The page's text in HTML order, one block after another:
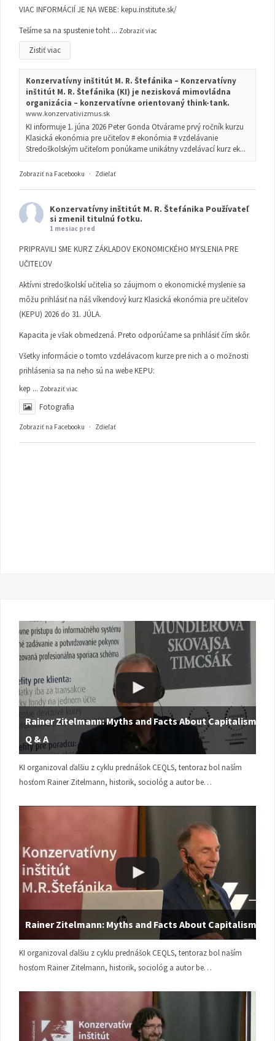
VIAC INFORMÁCIÍ JE NA WEBE: kepu.institute.sk/
Tešíme sa na spustenie toht ... Zobraziť viac
Zistiť viac
Konzervatívny inštitút M. R. Štefánika – Konzervatívny
inštitút M. R. Štefánika (KI) je nezisková mimovládna
organizácia – konzervatívne orientovaný think-tank.
www.konzervativizmus.sk
KI informuje 1. júna 2026 Peter Gonda Otvárame prvý ročník kurzu
Klasická ekonómia pre učiteľov # ekonómia # vzdelávanie
Stredoškolským učiteľom ponúkame unikátny vzdelávací kurz ek...
Zobraziť na Facebooku · Zdieľať
Konzervatívny inštitút M. R. Štefánika Používateľ
si zmenil titulnú fotku.
1 mesiac pred
PRIPRAVILI SME KURZ ZÁKLADOV EKONOMICKÉHO MYSLENIA PRE
UČITEĽOV
Aktívni stredoškolskí učitelia so záujmom o ekonomické myslenie sa
môžu prihlásiť na náš víkendový kurz Klasická ekonómia pre učiteľov
(KEPU) 2026 do 31. JÚLA.
Kapacita je však obmedzená. Preto odporúčame sa prihlásiť čím skôr.
Všetky informácie o tomto vzdelávacom kurze pre nich a o možnosti
prihlásenia sa na neho sú na webe KEPU:
kep ... Zobraziť viac
Fotografia
Zobraziť na Facebooku · Zdieľať
Rainer Zitelmann: Myths and Facts About Capitalism |
Q & A
KI organizoval ďalšiu z cyklu prednášok CEQLS, tentoraz bol naším
hosťom Rainer Zitelmann, historik, sociológ a autor be…
Rainer Zitelmann: Myths and Facts About Capitalism
KI organizoval ďalšiu z cyklu prednášok CEQLS, tentoraz bol naším
hosťom Rainer Zitelmann, historik, sociológ a autor be…